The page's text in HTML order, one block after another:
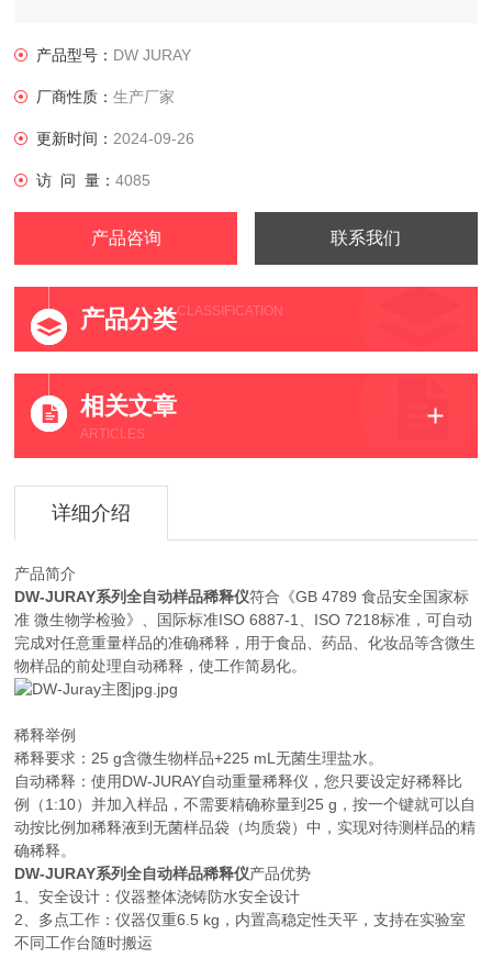
产品型号： DW JURAY
厂商性质：生产厂家
更新时间： 2024-09-26
访 问 量：4085
产品咨询 联系我们
产品分类CLASSIFICATION
相关文章
ARTICLES
详细介绍
产品简介
DW-JURAY系列全自动样品稀释仪符合《GB 4789 食品安全国家标
准 微生物学检验》、国际标准ISO 6887-1、ISO 7218标准，可自动
完成对任意重量样品的准确稀释，用于食品、药品、化妆品等含微生
物样品的前处理自动稀释，使工作简易化。
稀释举例
稀释要求：25 g含微生物样品+225 mL无菌生理盐水。
自动稀释：使用DW-JURAY自动重量稀释仪，您只要设定好稀释比
例（1:10）并加入样品，不需要精确称量到25 g，按一个键就可以自
动按比例加稀释液到无菌样品袋（均质袋）中，实现对待测样品的精
确稀释。
DW-JURAY系列全自动样品稀释仪产品优势
1、安全设计：仪器整体浇铸防水安全设计
2、多点工作：仪器仅重6.5 kg，内置高稳定性天平，支持在实验室
不同工作台随时搬运